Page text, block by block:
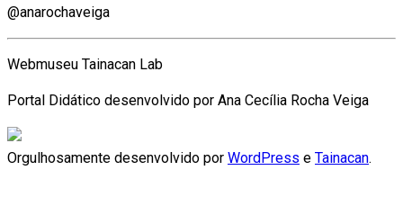
@anarochaveiga
Webmuseu Tainacan Lab
Portal Didático desenvolvido por Ana Cecília Rocha Veiga
Orgulhosamente desenvolvido por WordPress e Tainacan.